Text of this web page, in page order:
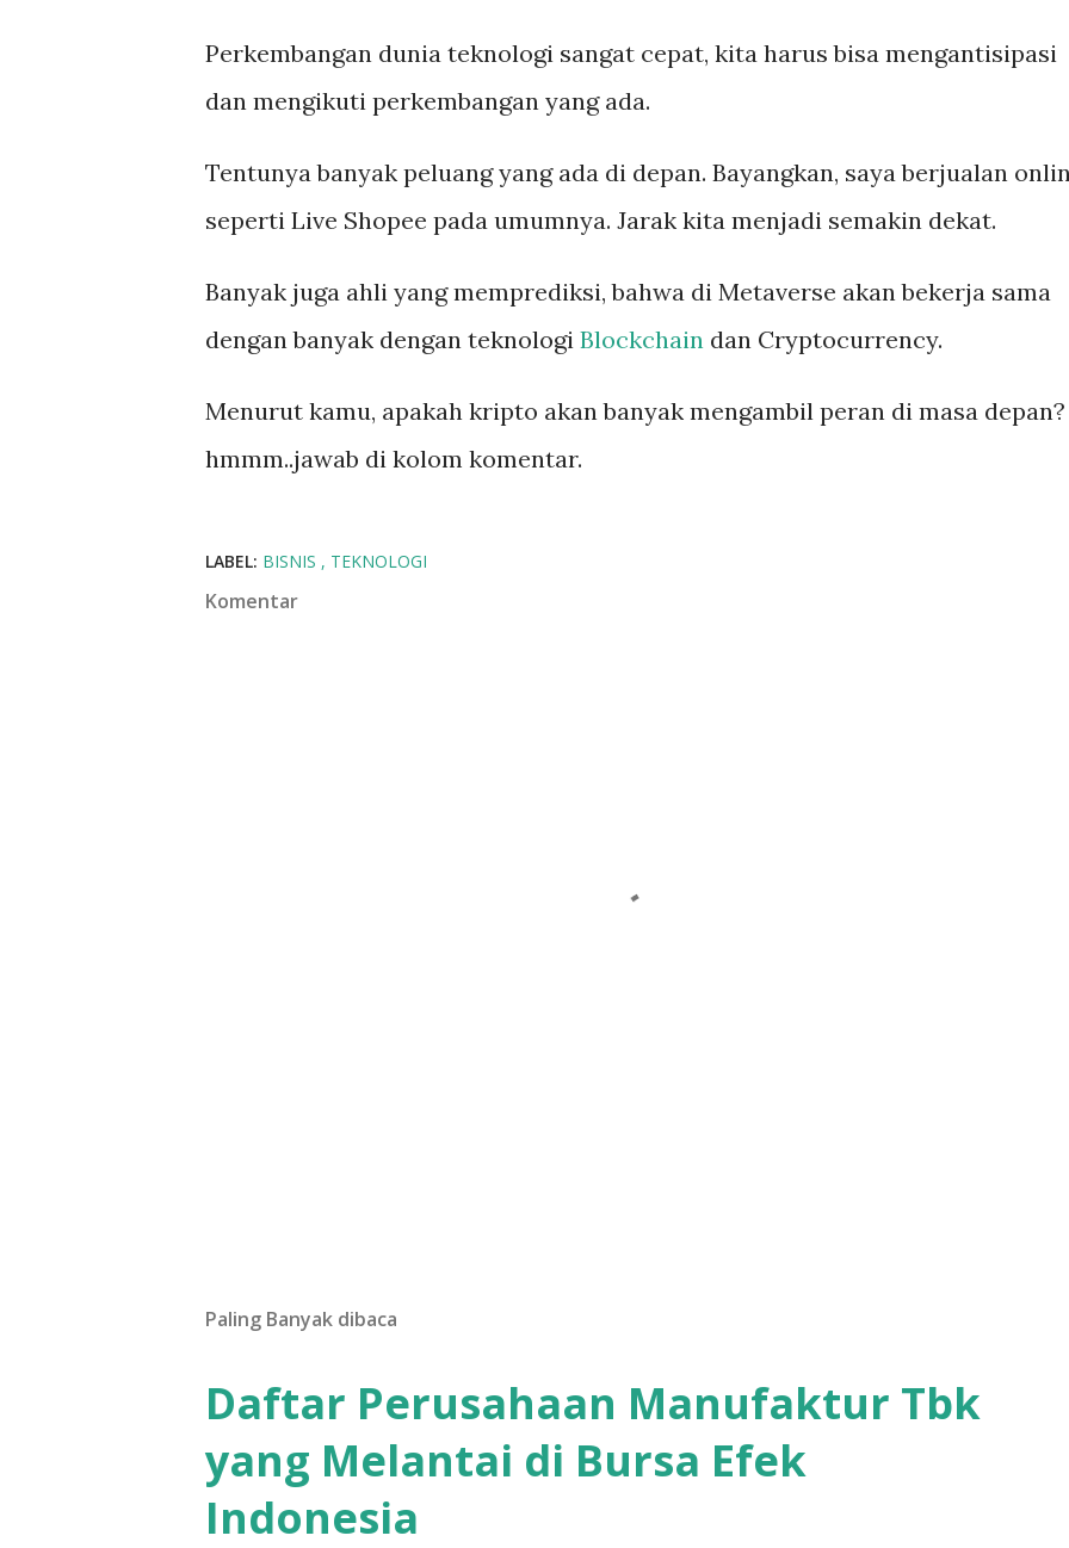
Perkembangan dunia teknologi sangat cepat, kita harus bisa mengantisipasi
dan mengikuti perkembangan yang ada.
Tentunya banyak peluang yang ada di depan. Bayangkan, saya berjualan
seperti Live Shopee pada umumnya. Jarak kita menjadi semakin dekat.
Banyak juga ahli yang memprediksi, bahwa di Metaverse akan bekerja sama
dengan banyak dengan teknologi Blockchain dan Cryptocurrency.
Menurut kamu, apakah kripto akan banyak mengambil peran di masa depan?
hmmm..jawab di kolom komentar.
LABEL: BISNIS TEKNOLOGI
Komentar
Paling Banyak dibaca
Daftar Perusahaan Manufaktur Tbk
yang Melantai di Bursa Efek
Indonesia